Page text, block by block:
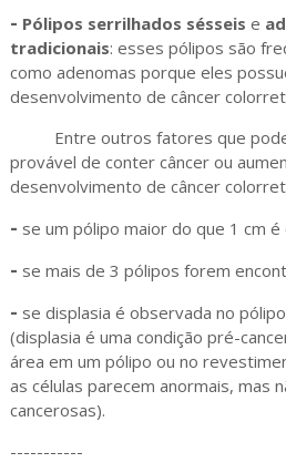
- Pólipos serrilhados sésseis e
tradicionais: esses pólipos são
como adenomas porque eles
desenvolvimento de câncer
Entre outros fatores que
provável de conter câncer ou
desenvolvimento de câncer
- se um pólipo maior do que 1 cm é
- se mais de 3 pólipos forem
- se displasia é observada no
(displasia é uma condição pré-
área em um pólipo ou no
as células parecem anormais, mas
cancerosas).
-----------